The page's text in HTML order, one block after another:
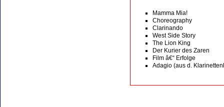
Mamma Mia!
Choreography
Clarinando
West Side Story
The Lion King
Der Kurier des Zaren
Film â€“ Erfolge
Adagio (aus d.